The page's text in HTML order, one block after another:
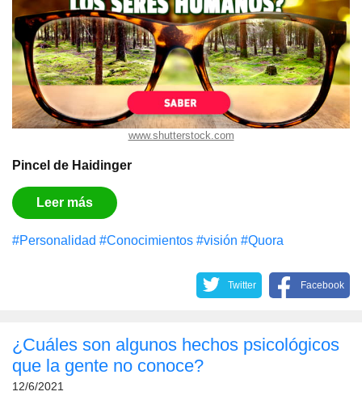
www.shutterstock.com
Pincel de Haidinger
Leer más
#Personalidad #Conocimientos #visión #Quora
Twitter Facebook
¿Cuáles son algunos hechos psicológicos
que la gente no conoce?
12/6/2021